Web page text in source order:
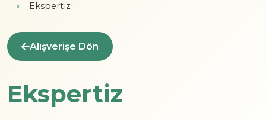
Ekspertiz
Alışverişe Dön
Ekspertiz